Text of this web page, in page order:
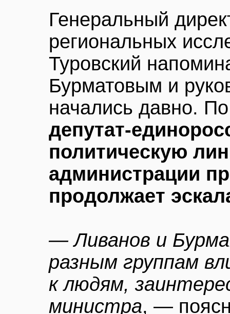
Генеральный
региональных
Туровский
Бурматовым и
начались давно.
депутат-
политическую
администрации
продолжает
— Ливанов и
разным группам
к людям,
министра, —